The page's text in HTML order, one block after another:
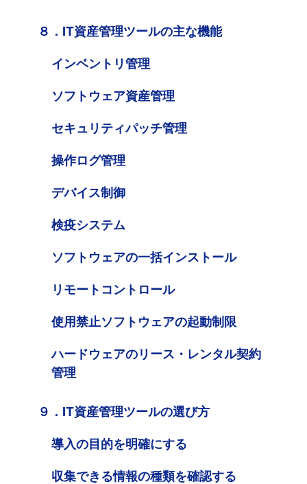
８．IT資産管理ツールの主な機能
インベントリ管理
ソフトウェア資産管理
セキュリティパッチ管理
操作ログ管理
デバイス制御
検疫システム
ソフトウェアの一括インストール
リモートコントロール
使用禁止ソフトウェアの起動制限
ハードウェアのリース・レンタル契約
管理
９．IT資産管理ツールの選び方
導入の目的を明確にする
収集できる情報の種類を確認する